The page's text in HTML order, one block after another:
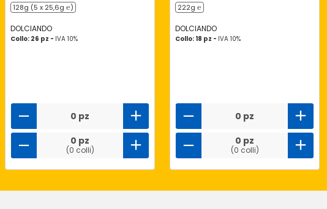
128g (5 x 25,6g ℮)
DOLCIANDO
Collo: 26 pz - IVA 10%
0 pz
0 pz
(0 colli)
222g ℮
DOLCIANDO
Collo: 18 pz - IVA 10%
0 pz
0 pz
(0 colli)